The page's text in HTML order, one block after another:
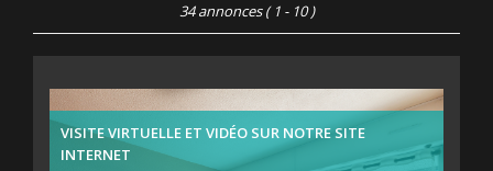
34 annonces( 1 - 10 )
VISITE VIRTUELLE ET VIDÉO SUR NOTRE SITE
INTERNET